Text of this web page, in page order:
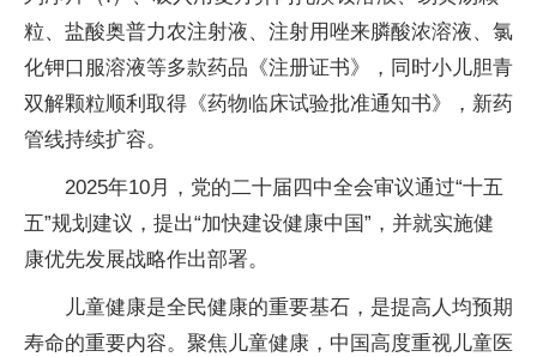
粒、盐酸奥普力农注射液、注射用唑来膦酸浓溶液、氯
化钾口服溶液等多款药品《注册证书》，同时小儿胆青
双解颗粒顺利取得《药物临床试验批准通知书》，新药
管线持续扩容。
2025年10月，党的二十届四中全会审议通过“十五
五”规划建议，提出“加快建设健康中国”，并就实施健
康优先发展战略作出部署。
儿童健康是全民健康的重要基石，是提高人均预期
寿命的重要内容。聚焦儿童健康，中国高度重视儿童医